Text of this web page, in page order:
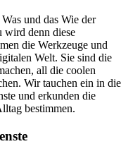
und das Wie der
wird denn diese
die Werkzeuge und
Welt. Sie sind die
all die coolen
Wir tauchen ein in die
und erkunden die
bestimmen.